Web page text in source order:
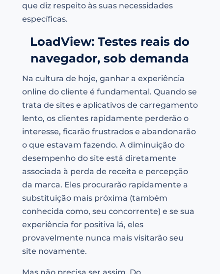
que diz respeito às suas necessidades
específicas.
LoadView: Testes reais do
navegador, sob demanda
Na cultura de hoje, ganhar a experiência
online do cliente é fundamental. Quando se
trata de sites e aplicativos de carregamento
lento, os clientes rapidamente perderão o
interesse, ficarão frustrados e abandonarão
o que estavam fazendo. A diminuição do
desempenho do site está diretamente
associada à perda de receita e percepção
da marca. Eles procurarão rapidamente a
substituição mais próxima (também
conhecida como, seu concorrente) e se sua
experiência for positiva lá, eles
provavelmente nunca mais visitarão seu
site novamente.
Mas não precisa ser assim. Do